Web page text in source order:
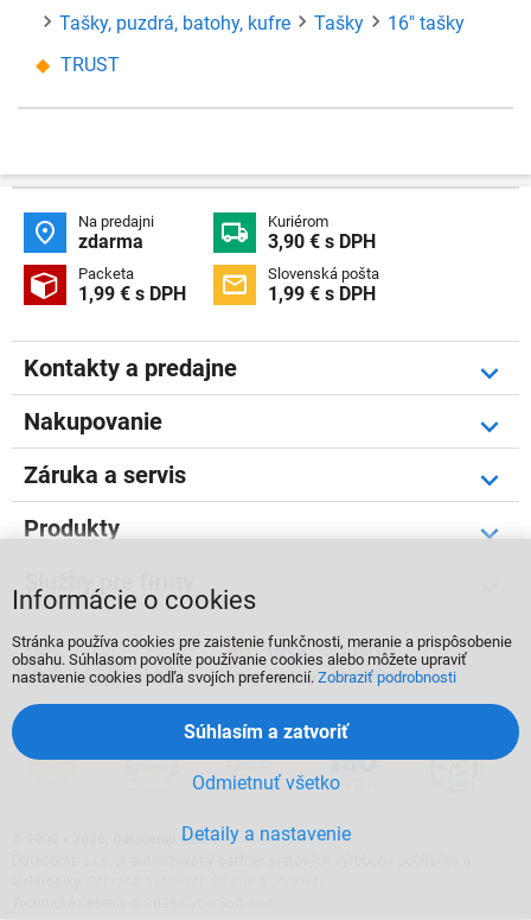
Tašky, puzdrá, batohy, kufre
Tašky
16" tašky
TRUST
 Na predajni
zdarma  Kuriérom
3,90 € s DPH
 Packeta
1,99 € s DPH  Slovenská pošta
1,99 € s DPH
Kontakty a predajne
Nakupovanie
Záruka a servis
Produkty
Služby pre firmy
  
2000 - 2026, Datacomp s.r.o.
Informácie o cookies
Stránka používa cookies pre zaistenie funkčnosti, meranie a prispôsobenie
obsahu. Súhlasom povolíte používanie cookies alebo môžete upraviť
nastavenie cookies podľa svojích preferencií. Zobraziť podrobnosti
Detaily a nastavenie
Odmietnuť všetko
Súhlasím a zatvoriť